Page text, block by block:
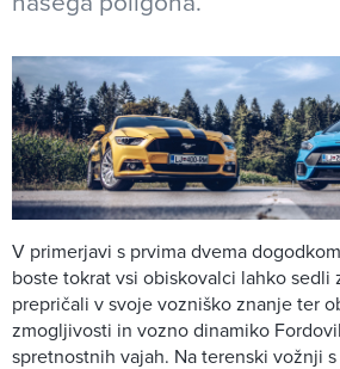
V primerjavi s prvima dvema
boste tokrat vsi obiskovalci lahko sedli
prepričali v svoje vozniško znanje ter
zmogljivosti in vozno dinamiko
spretnostnih vajah. Na terenski vožnji s